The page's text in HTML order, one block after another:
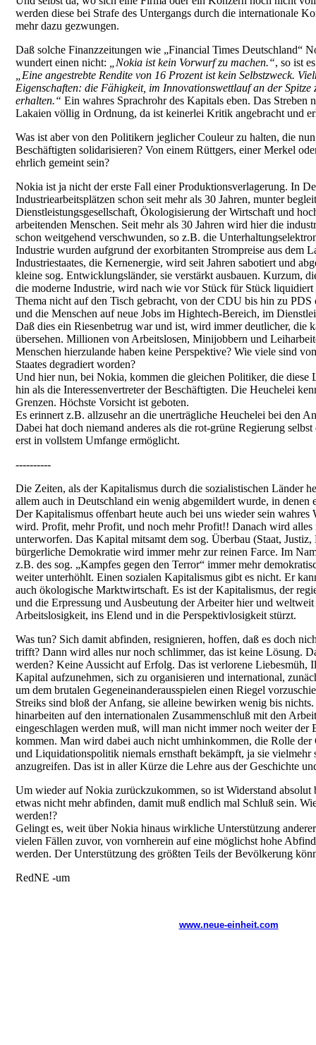
werden diese bei Strafe des Untergangs durch die internationale
mehr dazu gezwungen.
Daß solche Finanzzeitungen wie „Financial Times Deutschland“
wundert einen nicht:
„Nokia ist kein Vorwurf zu machen.“, so ist
„Eine angestrebte Rendite von 16 Prozent ist kein Selbstzweck.
Eigenschaften: die Fähigkeit, im Innovationswettlauf an der
erhalten.“ Ein wahres Sprachrohr des Kapitals eben. Das
Lakaien völlig in Ordnung, da ist keinerlei Kritik angebracht und
Was ist aber von den Politikern jeglicher Couleur zu halten, die
Beschäftigten solidarisieren? Von einem Rüttgers, einer Merkel
ehrlich gemeint sein?
Nokia ist ja nicht der erste Fall einer Produktionsverlagerung. In
Industriearbeitsplätzen schon seit mehr als 30 Jahren, munter
Dienstleistungsgesellschaft, Ökologisierung der Wirtschaft und
arbeitenden Menschen. Seit mehr als 30 Jahren wird hier die
schon weitgehend verschwunden, so z.B. die
Industrie wurden aufgrund der exorbitanten Strompreise aus dem
Industriestaates, die Kernenergie, wird seit Jahren sabotiert und
kleine sog. Entwicklungsländer, sie verstärkt ausbauen. Kurzum,
die moderne Industrie, wird nach wie vor Stück für Stück
Thema nicht auf den Tisch gebracht, von der CDU bis hin zu
und die Menschen auf neue Jobs im Hightech-Bereich, im
Daß dies ein Riesenbetrug war und ist, wird immer deutlicher, die
übersehen. Millionen von Arbeitslosen, Minijobbern und
Menschen hierzulande haben keine Perspektive? Wie viele sind
Staates degradiert worden?
Und hier nun, bei Nokia, kommen die gleichen Politiker, die diese
hin als die Interessenvertreter der Beschäftigten. Die Heuchelei
Grenzen. Höchste Vorsicht ist geboten.
Es erinnert z.B. allzusehr an die unerträgliche Heuchelei bei den
Dabei hat doch niemand anderes als die rot-grüne Regierung
erst in vollstem Umfange ermöglicht.
----------
Die Zeiten, als der Kapitalismus durch die sozialistischen Länder
allem auch in Deutschland ein wenig abgemildert wurde, in
Der Kapitalismus offenbart heute auch bei uns wieder sein wahres
wird. Profit, mehr Profit, und noch mehr Profit!! Danach wird alles
unterworfen. Das Kapital mitsamt dem sog. Überbau (Staat,
bürgerliche Demokratie wird immer mehr zur reinen Farce. Im
z.B. des sog. „Kampfes gegen den Terror“ immer mehr
weiter unterhöhlt. Einen sozialen Kapitalismus gibt es nicht. Er
auch ökologische Marktwirtschaft. Es ist der Kapitalismus, der
und die Erpressung und Ausbeutung der Arbeiter hier und
Arbeitslosigkeit, ins Elend und in die Perspektivlosigkeit stürzt.
Was tun? Sich damit abfinden, resignieren, hoffen, daß es doch
trifft? Dann wird alles nur noch schlimmer, das ist keine Lösung.
werden? Keine Aussicht auf Erfolg. Das ist verlorene Liebesmüh,
Kapital aufzunehmen, sich zu organisieren und international,
um dem brutalen Gegeneinanderausspielen einen Riegel
Streiks sind bloß der Anfang, sie alleine bewirken wenig bis
hinarbeiten auf den internationalen Zusammenschluß mit den
eingeschlagen werden muß, will man nicht immer noch weiter der
kommen. Man wird dabei auch nicht umhinkommen, die Rolle
und Liquidationspolitik niemals ernsthaft bekämpft, ja sie vielmehr
anzugreifen. Das ist in aller Kürze die Lehre aus der Geschichte
Um wieder auf Nokia zurückzukommen, so ist Widerstand
etwas nicht mehr abfinden, damit muß endlich mal Schluß sein.
werden!?
Gelingt es, weit über Nokia hinaus wirkliche Unterstützung
vielen Fällen zuvor, von vornherein auf eine möglichst hohe
werden. Der Unterstützung des größten Teils der Bevölkerung
RedNE -um
www.neue-einheit.com